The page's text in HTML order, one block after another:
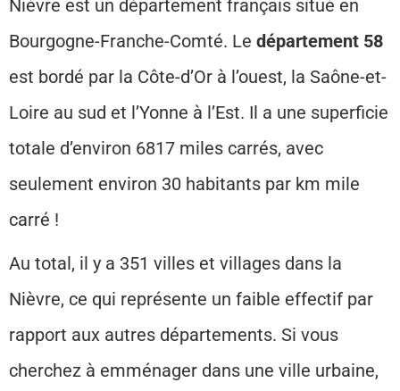
Nièvre est un département français situé en
Bourgogne-Franche-Comté. Le département 58
est bordé par la Côte-d’Or à l’ouest, la Saône-et-
Loire au sud et l’Yonne à l’Est. Il a une superficie
totale d’environ 6817 miles carrés, avec
seulement environ 30 habitants par km mile
carré !
Au total, il y a 351 villes et villages dans la
Nièvre, ce qui représente un faible effectif par
rapport aux autres départements. Si vous
cherchez à emménager dans une ville urbaine,